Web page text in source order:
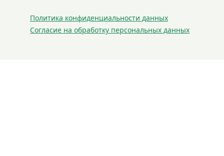
Политика конфиденциальности данных
Согласие на обработку персональных данных